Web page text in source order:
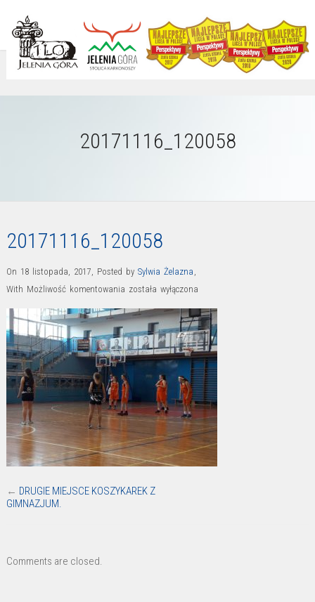
20171116_120058
20171116_120058
On 18 listopada, 2017, Posted by Sylwia Żelazna ,
With Możliwość komentowania 20171116_120058
została wyłączona
← DRUGIE MIEJSCE KOSZYKAREK Z
GIMNAZJUM.
Comments are closed.